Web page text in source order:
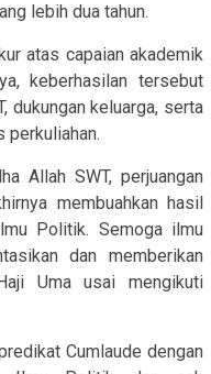
lebih dua tahun.
atas capaian akademik
keberhasilan tersebut
dukungan keluarga, serta
perkuliahan.
Allah SWT, perjuangan
membuahkan hasil
Politik. Semoga ilmu
dan memberikan
Uma usai mengikuti
Cumlaude dengan